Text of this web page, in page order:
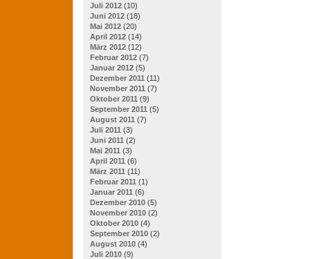
Juli 2012 (10)
Juni 2012 (18)
Mai 2012 (20)
April 2012 (14)
März 2012 (12)
Februar 2012 (7)
Januar 2012 (5)
Dezember 2011 (11)
November 2011 (7)
Oktober 2011 (9)
September 2011 (5)
August 2011 (7)
Juli 2011 (3)
Juni 2011 (2)
Mai 2011 (3)
April 2011 (6)
März 2011 (11)
Februar 2011 (1)
Januar 2011 (6)
Dezember 2010 (5)
November 2010 (2)
Oktober 2010 (4)
September 2010 (2)
August 2010 (4)
Juli 2010 (9)